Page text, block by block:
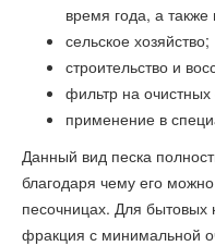
время года, а также
сельское хозяйство;
строительство и
фильтр на
применение в
Данный вид песка
благодаря чему его
песочницах. Для бытовых
фракция с минимальной